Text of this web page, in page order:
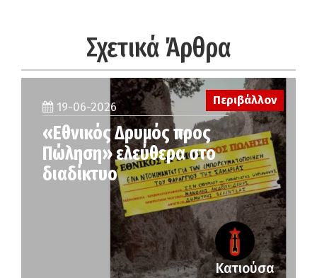
Σχετικά Άρθρα
Περιβάλλον
19-06-2026
«Εθνικός Δρυμός προς
Πώληση» ελεύθερα στο
διαδίκτυο
Κατιούσα